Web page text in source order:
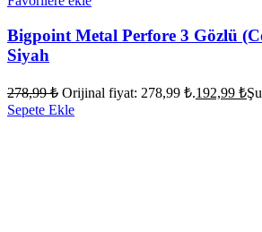
Bigpoint Metal Perfore 3 Gözlü
Siyah
278,99₺ Orijinal fiyat: 278,99 ₺.192,99 ₺
Sepete Ekle